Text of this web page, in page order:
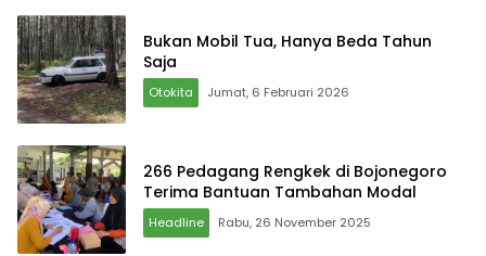
Bukan Mobil Tua, Hanya Beda Tahun
Saja
Otokita Jumat, 6 Februari 2026
266 Pedagang Rengkek di Bojonegoro
Terima Bantuan Tambahan Modal
Headline Rabu, 26 November 2025